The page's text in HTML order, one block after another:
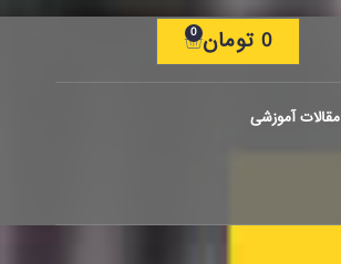
0 تومان 0
مقالات آموزشی